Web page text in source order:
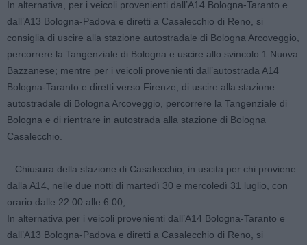
In alternativa, per i veicoli provenienti dall’A14 Bologna-Taranto e
dall’A13 Bologna-Padova e diretti a Casalecchio di Reno, si
consiglia di uscire alla stazione autostradale di Bologna Arcoveggio,
percorrere la Tangenziale di Bologna e uscire allo svincolo 1 Nuova
Bazzanese; mentre per i veicoli provenienti dall’autostrada A14
Bologna-Taranto e diretti verso Firenze, di uscire alla stazione
autostradale di Bologna Arcoveggio, percorrere la Tangenziale di
Bologna e di rientrare in autostrada alla stazione di Bologna
Casalecchio.
– Chiusura della stazione di Casalecchio, in uscita per chi proviene
dalla A14, nelle due notti di martedì 30 e mercoledì 31 luglio, con
orario dalle 22:00 alle 6:00;
In alternativa per i veicoli provenienti dall’A14 Bologna-Taranto e
dall’A13 Bologna-Padova e diretti a Casalecchio di Reno, si